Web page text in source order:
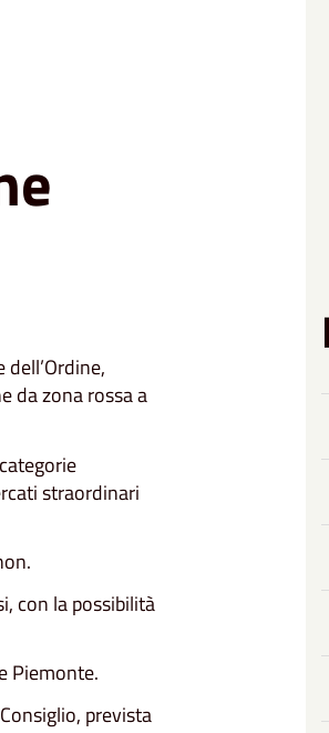
da zona rossa a
straordinari
con la possibilità
Piemonte.
prevista